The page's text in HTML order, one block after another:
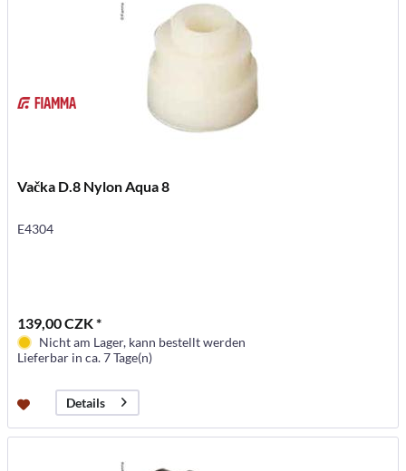
Vačka D.8 Nylon Aqua 8
E4304
139,00 CZK *
Nicht am Lager, kann bestellt werden
Lieferbar in ca. 7 Tage(n)
Details